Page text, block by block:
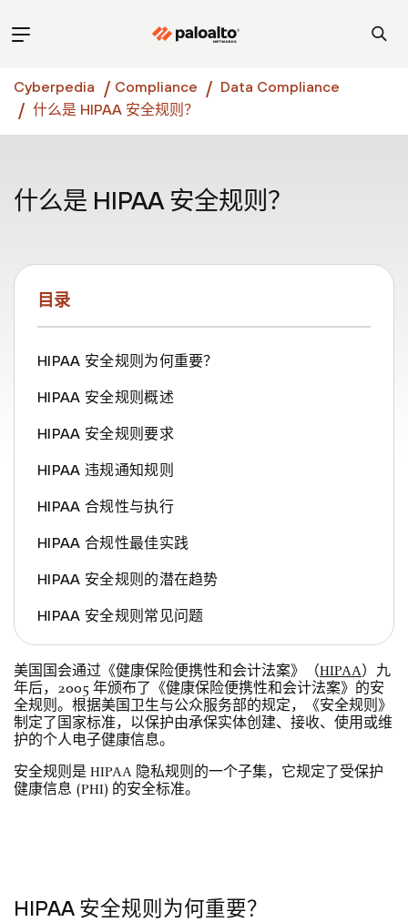
Cyberpedia Compliance
Data Compliance
什么是 HIPAA 安全规则？
什么是 HIPAA 安全规则？
目录
HIPAA 安全规则为何重要？
HIPAA 安全规则概述
HIPAA 安全规则要求
HIPAA 违规通知规则
HIPAA 合规性与执行
HIPAA 合规性最佳实践
HIPAA 安全规则的潜在趋势
HIPAA 安全规则常见问题
美国国会通过《健康保险便携性和会计法案》（HIPAA）九
年后，2005 年颁布了《健康保险便携性和会计法案》的安
全规则。根据美国卫生与公众服务部的规定，《安全规则》
制定了国家标准，以保护由承保实体创建、接收、使用或维
护的个人电子健康信息。
安全规则是 HIPAA 隐私规则的一个子集，它规定了受保护
健康信息 (PHI) 的安全标准。
HIPAA 安全规则为何重要？